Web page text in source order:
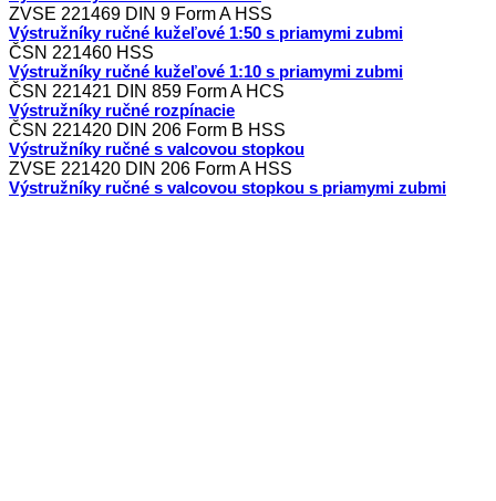
ZVSE 221469 DIN 9 Form A HSS
Výstružníky ručné kužeľové 1:50 s priamymi zubmi
ČSN 221460 HSS
Výstružníky ručné kužeľové 1:10 s priamymi zubmi
ČSN 221421 DIN 859 Form A HCS
Výstružníky ručné rozpínacie
ČSN 221420 DIN 206 Form B HSS
Výstružníky ručné s valcovou stopkou
ZVSE 221420 DIN 206 Form A HSS
Výstružníky ručné s valcovou stopkou s priamymi zubmi